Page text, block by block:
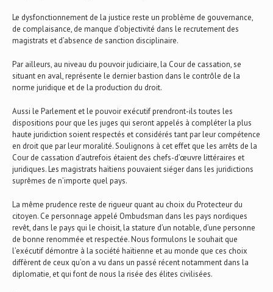
Le dysfonctionnement de la justice reste un problème de gouvernance,
de complaisance, de manque d’objectivité dans le recrutement des
magistrats et d’absence de sanction disciplinaire.
Par ailleurs, au niveau du pouvoir judiciaire, la Cour de cassation, se
situant en aval, représente le dernier bastion dans le contrôle de la
norme juridique et de la production du droit.
Aussi le Parlement et le pouvoir exécutif prendront-ils toutes les
dispositions pour que les juges qui seront appelés à compléter la plus
haute juridiction soient respectés et considérés tant par leur compétence
en droit que par leur moralité. Soulignons à cet effet que les arrêts de la
Cour de cassation d’autrefois étaient des chefs-d’œuvre littéraires et
juridiques. Les magistrats haïtiens pouvaient siéger dans les juridictions
suprêmes de n’importe quel pays.
La même prudence reste de rigueur quant au choix du Protecteur du
citoyen. Ce personnage appelé Ombudsman dans les pays nordiques
revêt, dans le pays qui le choisit, la stature d’un notable, d’une personne
de bonne renommée et respectée. Nous formulons le souhait que
l’exécutif démontre à la société haïtienne et au monde que ces choix
diffèrent de ceux qu’on a vu dans un passé récent notamment dans la
diplomatie, et qui font de nous la risée des élites civilisées.